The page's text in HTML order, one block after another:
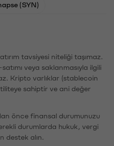
(SYN)
tavsiyesi niteliği taşımaz.
veya saklanmasıyla ilgili
Kripto varlıklar (stablecoin
sahiptir ve ani değer
önce finansal durumunuzu
durumlarda hukuk, vergi
destek alın.